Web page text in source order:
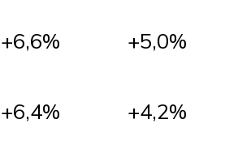
+6,6% +5,0%
+6,4% +4,2%